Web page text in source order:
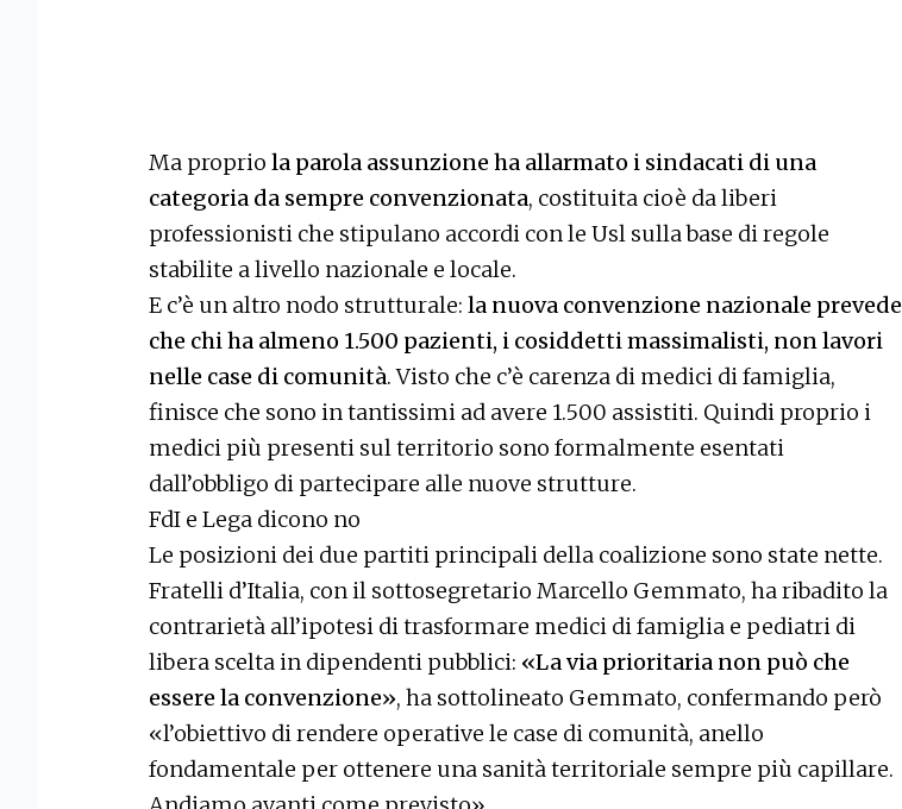
Ma proprio la parola assunzione ha allarmato i sindacati di una
categoria da sempre convenzionata, costituita cioè da liberi
professionisti che stipulano accordi con le Usl sulla base di regole
stabilite a livello nazionale e locale.
E c’è un altro nodo strutturale: la nuova convenzione nazionale prevede
che chi ha almeno 1.500 pazienti, i cosiddetti massimalisti, non lavori
nelle case di comunità. Visto che c’è carenza di medici di famiglia,
finisce che sono in tantissimi ad avere 1.500 assistiti. Quindi proprio i
medici più presenti sul territorio sono formalmente esentati
dall’obbligo di partecipare alle nuove strutture.
FdI e Lega dicono no
Le posizioni dei due partiti principali della coalizione sono state nette.
Fratelli d’Italia, con il sottosegretario Marcello Gemmato, ha ribadito la
contrarietà all’ipotesi di trasformare medici di famiglia e pediatri di
libera scelta in dipendenti pubblici: «La via prioritaria non può che
essere la convenzione», ha sottolineato Gemmato, confermando però
«l’obiettivo di rendere operative le case di comunità, anello
fondamentale per ottenere una sanità territoriale sempre più capillare.